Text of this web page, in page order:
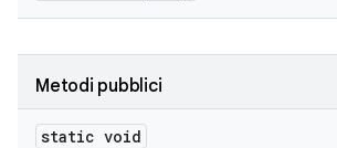
Metodi pubblici
static void